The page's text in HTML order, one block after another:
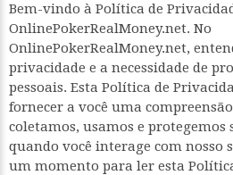
Bem-vindo à Política de
OnlinePokerRealMoney.net. No
OnlinePokerRealMoney.net,
privacidade e a necessidade de
pessoais. Esta Política de
fornecer a você uma
coletamos, usamos e protegemos
quando você interage com nosso
um momento para ler esta